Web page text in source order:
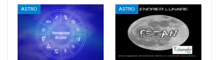
ASTRO ASTRO